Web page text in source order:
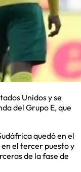
Unidos y se
del Grupo E, que
quedó en el
el tercer puesto y
de la fase de